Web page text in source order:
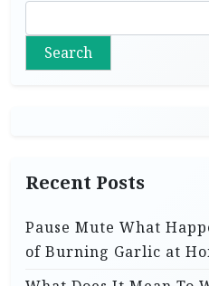
Search
Recent Posts
Pause Mute What
of Burning Garlic at